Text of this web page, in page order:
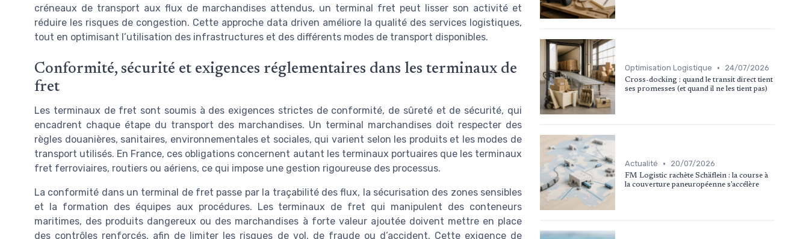
créneaux de transport aux flux de marchandises attendus, un terminal fret peut lisser son activité et
réduire les risques de congestion. Cette approche data driven améliore la qualité des services logistiques,
tout en optimisant l’utilisation des infrastructures et des différents modes de transport disponibles.
Conformité, sécurité et exigences réglementaires dans les terminaux de
fret
Les terminaux de fret sont soumis à des exigences strictes de conformité, de sûreté et de sécurité, qui
encadrent chaque étape du transport des marchandises. Un terminal marchandises doit respecter des
règles douanières, sanitaires, environnementales et sociales, qui varient selon les produits et les modes de
transport utilisés. En France, ces obligations concernent autant les terminaux portuaires que les terminaux
fret ferroviaires, routiers ou aériens, ce qui impose une gestion rigoureuse des processus.
La conformité dans un terminal de fret passe par la traçabilité des flux, la sécurisation des zones sensibles
et la formation des équipes aux procédures. Les terminaux de fret qui manipulent des conteneurs
maritimes, des produits dangereux ou des marchandises à forte valeur ajoutée doivent mettre en place
des contrôles renforcés, afin de limiter les risques de vol, de fraude ou d’accident. Cette exigence de
Optimisation Logistique • 24/07/2026
Cross-docking : quand le transit direct tient
ses promesses (et quand il ne les tient pas)
Actualité • 20/07/2026
FM Logistic rachète Schäflein : la course à
la couverture paneuropéenne s'accélère